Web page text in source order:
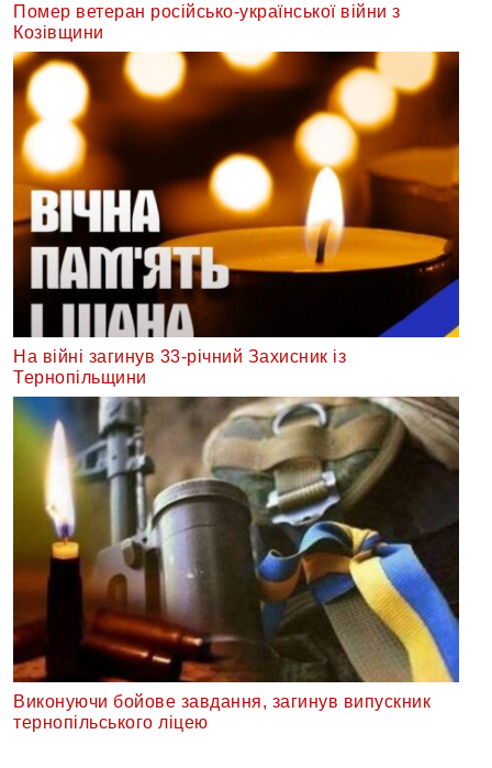
Помер ветеран російсько-української війни з
Козівщини
На війні загинув 33-річний Захисник із
Тернопільщини
Виконуючи бойове завдання, загинув випускник
тернопільського ліцею